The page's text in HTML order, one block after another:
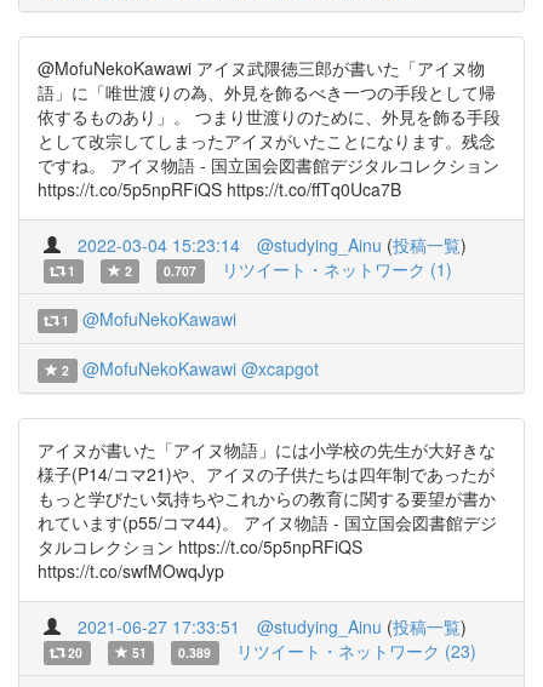
@MofuNekoKawawi アイヌ武隈徳三郎が書いた「アイヌ物
語」に「唯世渡りの為、外見を飾るべき一つの手段として帰
依するものあり」。 つまり世渡りのために、外見を飾る手段
として改宗してしまったアイヌがいたことになります。残念
ですね。 アイヌ物語 - 国立国会図書館デジタルコレクション
https://t.co/5p5npRFiQS https://t.co/ffTq0Uca7B
2022-03-04 15:23:14 @studying_Ainu (投稿一覧)
1 2 0.707 リツイート・ネットワーク (1)
1 @MofuNekoKawawi
2 @MofuNekoKawawi @xcapgot
アイヌが書いた「アイヌ物語」には小学校の先生が大好きな
様子(P14/コマ21)や、アイヌの子供たちは四年制であったが
もっと学びたい気持ちやこれからの教育に関する要望が書か
れています(p55/コマ44)。 アイヌ物語 - 国立国会図書館デジ
タルコレクション https://t.co/5p5npRFiQS
https://t.co/swfMOwqJyp
2021-06-27 17:33:51 @studying_Ainu (投稿一覧)
20 51 0.389 リツイート・ネットワーク (23)